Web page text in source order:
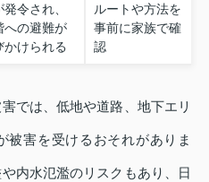
令され、
への避難が
かけられる
ルートや方法を
事前に家族で確
認
では、低地や道路、地下エリ
被害を受けるおそれがありま
内水氾濫のリスクもあり、日